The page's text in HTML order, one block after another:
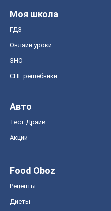
Моя школа
ГДЗ
Онлайн уроки
ЗНО
СНГ решебники
Авто
Тест Драйв
Акции
Food Oboz
Рецепты
Диеты